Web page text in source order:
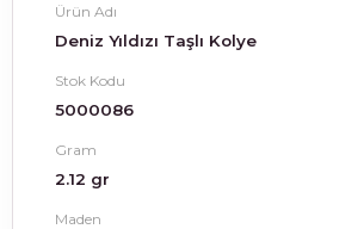
Ürün Adı
Deniz Yıldızı Taşlı Kolye
Stok Kodu
5000086
Gram
2.12 gr
Maden